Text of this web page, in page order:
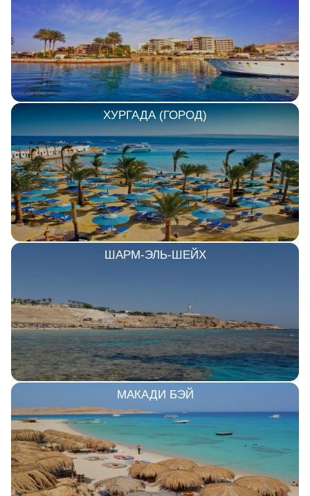
ХУРГАДА (ГОРОД)
ШАРМ-ЭЛЬ-ШЕЙХ
МАКАДИ БЭЙ